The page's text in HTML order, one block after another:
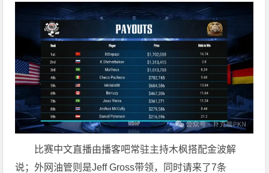
比赛中文直播由播客吧常驻主持木枫搭配金波解
说；外网油管则是Jeff Gross带领，同时请来了7条